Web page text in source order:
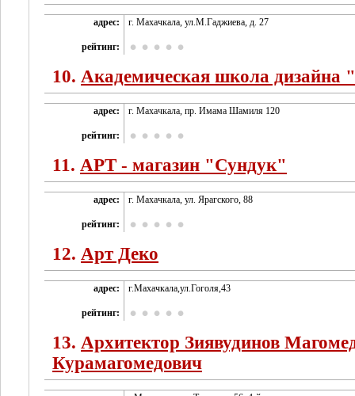
адрес: г. Махачкала, ул.М.Гаджиева, д. 27
рейтинг:
10. Академическая школа дизайна
адрес: г. Махачкала, пр. Имама Шамиля 120
рейтинг:
11. АРТ - магазин "Сундук"
адрес: г. Махачкала, ул. Ярагского, 88
рейтинг:
12. Арт Деко
адрес: г.Махачкала,ул.Гоголя,43
рейтинг:
13. Архитектор Зиявудинов
Курамагомедович